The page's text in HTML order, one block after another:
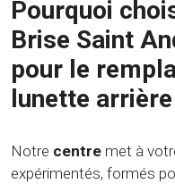
Pourquoi
Brise Saint
pour le
lunette
Notre centre met à
expérimentés, formés